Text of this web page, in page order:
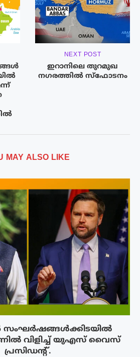
NEXT POST
ഇറാനിലെ തുറമുഖ
നഗരത്തിൽ സ്ഫോടനം
MAY ALSO LIKE
സംഘര്‍ഷങ്ങള്‍ക്കിടയിൽ
വിളിച്ച് യുഎസ് വൈസ്
പ്രസിഡന്റ്.